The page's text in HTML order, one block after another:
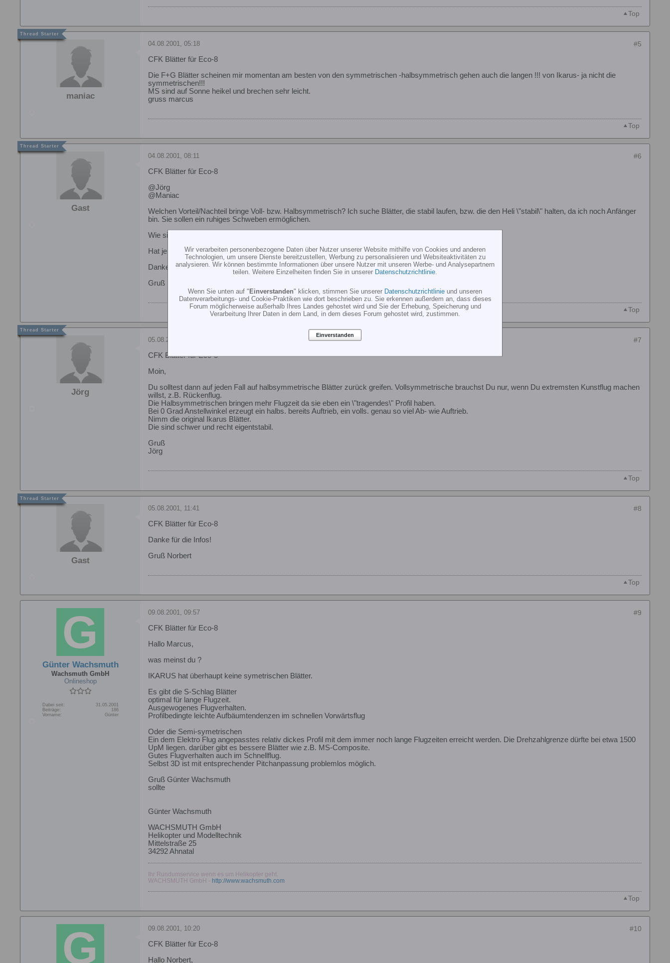
Top
maniac
#5
04.08.2001, 05:18
CFK Blätter für Eco-8
Die F+G Blätter scheinen mir momentan am besten von den symmetrischen -halbsymmetrisch gehen auch die langen !!! von Ikarus- ja nicht die
symmetrischen!!!
MS sind auf Sonne heikel und brechen sehr leicht.
gruss marcus
Top
Gast
#6
04.08.2001, 08:11
CFK Blätter für Eco-8
@Jörg
@Maniac
Welchen Vorteil/Nachteil bringe Voll- bzw. Halbsymmetrisch? Ich suche Blätter, die stabil laufen, bzw. die den Heli \"stabil\" halten, da ich noch Anfänger
bin. Sie sollen ein ruhiges Schweben ermöglichen.
Wie sieht es mit GFK Blättern aus?
Hat jemand eine gute Bezugsquelle?
Danke für die Antworten!
Gruß Norbert
Top
Jörg
#7
05.08.2001, 11:14
CFK Blätter für Eco-8
Moin,
Du solltest dann auf jeden Fall auf halbsymmetrische Blätter zurück greifen. Vollsymmetrische brauchst Du nur, wenn Du extremsten Kunstflug machen
willst, z.B. Rückenflug.
Die Halbsymmetrischen bringen mehr Flugzeit da sie eben ein \"tragendes\" Profil haben.
Bei 0 Grad Anstellwinkel erzeugt ein halbs. bereits Auftrieb, ein volls. genau so viel Ab- wie Auftrieb.
Nimm die original Ikarus Blätter.
Die sind schwer und recht eigentstabil.
Gruß
Jörg
Top
Gast
#8
05.08.2001, 11:41
CFK Blätter für Eco-8
Danke für die Infos!
Gruß Norbert
Top
Günter Wachsmuth
Wachsmuth GmbH
Onlineshop
Dabei seit:
31.05.2001
Beiträge:
186
Vorname:
Günter
#9
09.08.2001, 09:57
CFK Blätter für Eco-8
Hallo Marcus,
was meinst du ?
IKARUS hat überhaupt keine symetrischen Blätter.
Es gibt die S-Schlag Blätter
optimal für lange Flugzeit.
Ausgewogenes Flugverhalten.
Profilbedingte leichte Aufbäumtendenzen im schnellen Vorwärtsflug
Oder die Semi-symetrischen
Ein dem Elektro Flug angepasstes relativ dickes Profil mit dem immer noch lange Flugzeiten erreicht werden. Die Drehzahlgrenze dürfte bei etwa 1500
UpM liegen. darüber gibt es bessere Blätter wie z.B. MS-Composite.
Gutes Flugverhalten auch im Schnellflug.
Selbst 3D ist mit entsprechender Pitchanpassung problemlos möglich.
Gruß Günter Wachsmuth
sollte
Günter Wachsmuth
WACHSMUTH GmbH
Helikopter und Modelltechnik
Mittelstraße 25
34292 Ahnatal
Ihr Rundumservice wenn es um Helikopter geht.
WACHSMUTH GmbH - http://www.wachsmuth.com
Top
#10
09.08.2001, 10:20
CFK Blätter für Eco-8
Hallo Norbert,
Wir verarbeiten personenbezogene Daten über Nutzer unserer Website mithilfe von Cookies und anderen
Technologien, um unsere Dienste bereitzustellen, Werbung zu personalisieren und Websiteaktivitäten zu
analysieren. Wir können bestimmte Informationen über unsere Nutzer mit unseren Werbe- und Analysepartnern
teilen. Weitere Einzelheiten finden Sie in unserer Datenschutzrichtlinie
Wenn Sie unten auf "Einverstanden" klicken, stimmen Sie unserer Datenschutzrichtlinie und unseren
Datenverarbeitungs- und Cookie-Praktiken wie dort beschrieben zu. Sie erkennen außerdem an, dass dieses
Forum möglicherweise außerhalb Ihres Landes gehostet wird und Sie der Erhebung, Speicherung und
Verarbeitung Ihrer Daten in dem Land, in dem dieses Forum gehostet wird, zustimmen.
Einverstanden